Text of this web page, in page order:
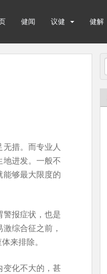
健闻 议健 健解
措。而专业人
进发。一般不
够最大限度的
报症状，也是
综合征之前，
来排除。
变化不大的，甚